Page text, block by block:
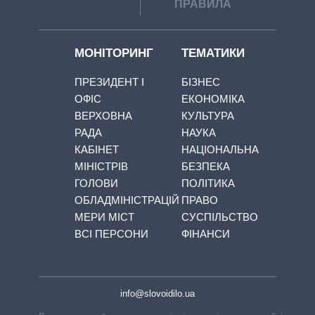
ПРАВИЛА
МОНІТОРИНГ
ПРЕЗИДЕНТ І
ОФІС
ВЕРХОВНА
РАДА
КАБІНЕТ
МІНІСТРІВ
ГОЛОВИ
ОБЛАДМІНІСТРАЦІЙ
МЕРИ МІСТ
ВСІ ПЕРСОНИ
ТЕМАТИКИ
БІЗНЕС
ЕКОНОМІКА
КУЛЬТУРА
НАУКА
НАЦІОНАЛЬНА
БЕЗПЕКА
ПОЛІТИКА
ПРАВО
СУСПІЛЬСТВО
ФІНАНСИ
info@slovoidilo.ua